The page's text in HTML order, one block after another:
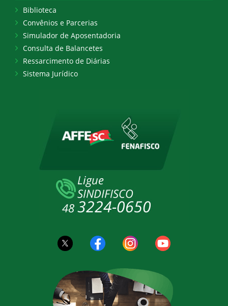
Biblioteca
Convênios e Parcerias
Simulador de Aposentadoria
Consulta de Balancetes
Ressarcimento de Diárias
Sistema Jurídico